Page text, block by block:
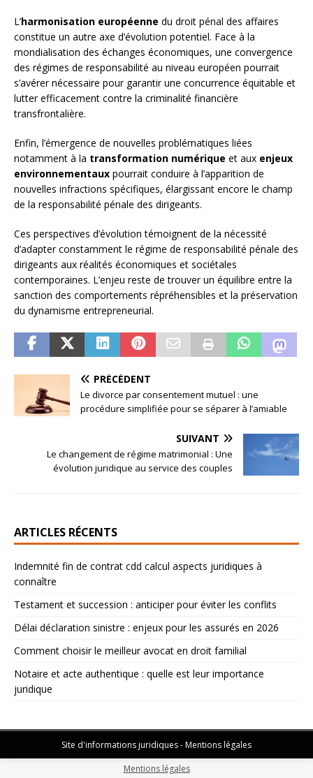
L’harmonisation européenne du droit pénal des affaires
constitue un autre axe d’évolution potentiel. Face à la
mondialisation des échanges économiques, une convergence
des régimes de responsabilité au niveau européen pourrait
s’avérer nécessaire pour garantir une concurrence équitable et
lutter efficacement contre la criminalité financière
transfrontalière.
Enfin, l’émergence de nouvelles problématiques liées
notamment à la transformation numérique et aux enjeux
environnementaux pourrait conduire à l’apparition de
nouvelles infractions spécifiques, élargissant encore le champ
de la responsabilité pénale des dirigeants.
Ces perspectives d’évolution témoignent de la nécessité
d’adapter constamment le régime de responsabilité pénale des
dirigeants aux réalités économiques et sociétales
contemporaines. L’enjeu reste de trouver un équilibre entre la
sanction des comportements répréhensibles et la préservation
du dynamisme entrepreneurial.
PRÉCÉDENT
Le divorce par consentement mutuel : une
procédure simplifiée pour se séparer à l’amiable
SUIVANT
Le changement de régime matrimonial : Une
évolution juridique au service des couples
ARTICLES RÉCENTS
Indemnité fin de contrat cdd calcul aspects juridiques à
connaître
Testament et succession : anticiper pour éviter les conflits
Délai déclaration sinistre : enjeux pour les assurés en 2026
Comment choisir le meilleur avocat en droit familial
Notaire et acte authentique : quelle est leur importance
juridique
Site d'informations juridiques - Mentions légales
Mentions légales